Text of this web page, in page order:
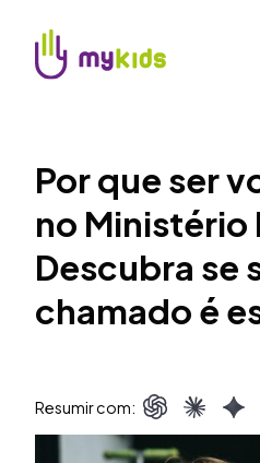
Por que ser
no Ministério
Descubra se
chamado é
Resumir com: